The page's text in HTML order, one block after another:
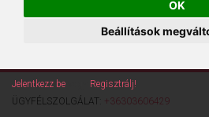
OK
Beállítások
Jelentkezz be
Regisztrálj!
ÜGYFÉLSZOLGÁLAT: +36303606429